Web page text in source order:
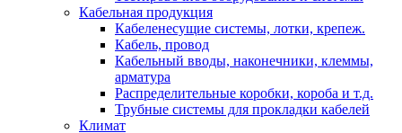
Кабельная продукция
Кабеленесущие системы, лотки, крепеж.
Кабель, провод
Кабельный вводы, наконечники, клеммы,
арматура
Распределительные коробки, короба и т.д.
Трубные системы для прокладки кабелей
Климат